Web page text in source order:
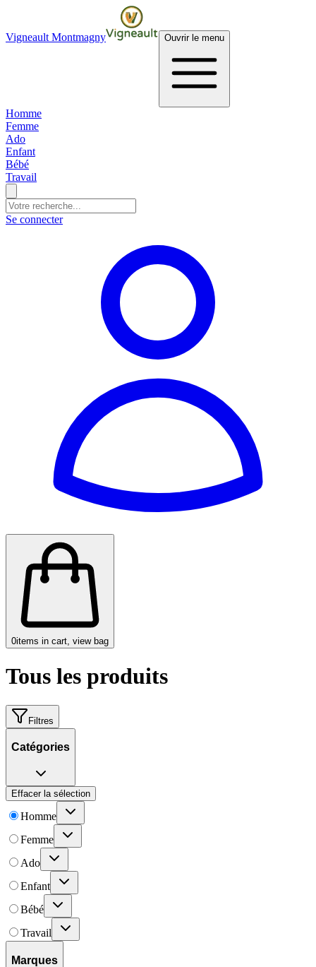
Vigneault Montmagny Ouvrir le menu
Homme
Femme
Ado
Enfant
Bébé
Travail
Se connecter
0items in cart, view bag
Tous les produits
Filtres
Catégories
Effacer la sélection
Homme
Femme
Ado
Enfant
Bébé
Travail
Marques